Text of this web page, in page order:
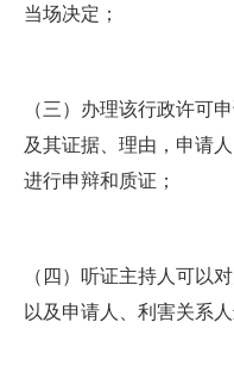
当场决定；
（三）办理该行政许可
及其证据、理由，申请
进行申辩和质证；
（四）听证主持人可以
以及申请人、利害关系人